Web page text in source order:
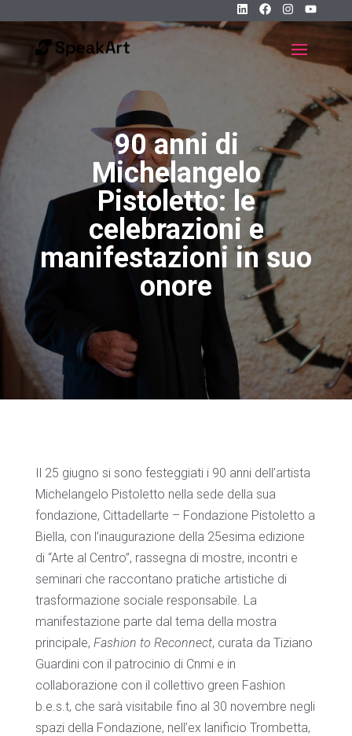
90 anni di
Michelangelo
Pistoletto: le
celebrazioni e
manifestazioni in suo
onore
Il 25 giugno si sono festeggiati i 90 anni dell’artista
Michelangelo Pistoletto nella sede della sua
fondazione, Cittadellarte – Fondazione Pistoletto a
Biella, con l’inaugurazione della 25esima edizione
di “Arte al Centro”, rassegna di mostre, incontri e
seminari che raccontano pratiche artistiche di
trasformazione sociale responsabile. La
manifestazione parte dal tema della mostra
principale, Fashion to Reconnect, curata da Tiziano
Guardini con il patrocinio di Cnmi e in
collaborazione con il collettivo green Fashion
b.e.s.t, che sarà visitabile fino al 30 novembre negli
spazi della Fondazione, nell’ex lanificio Trombetta,